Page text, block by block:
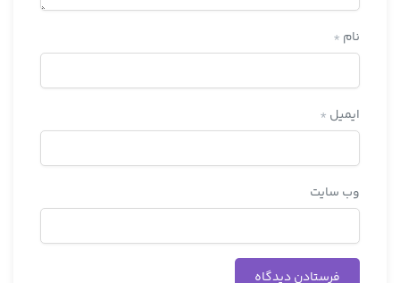
نام *
ایمیل *
وب‌ سایت